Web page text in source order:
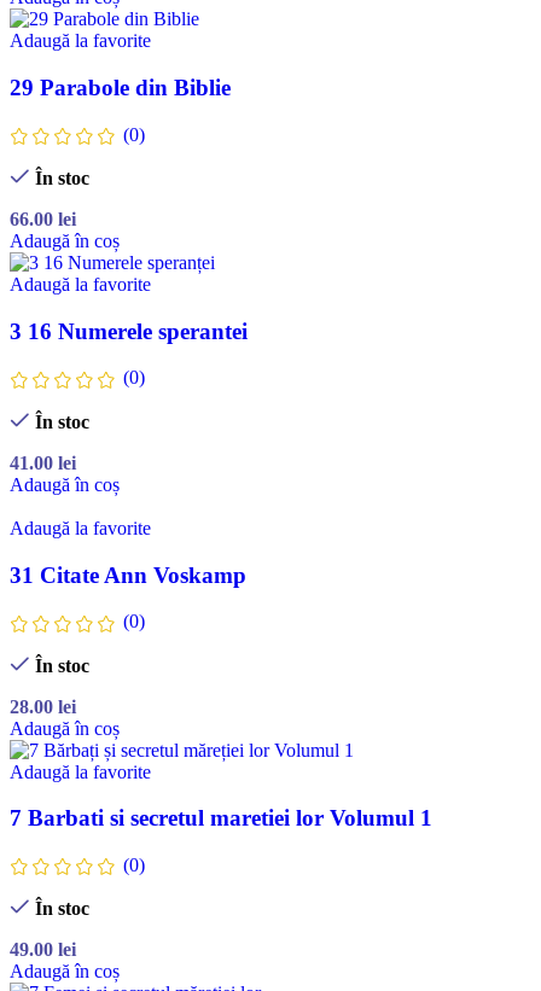
Adaugă la favorite
29 Parabole din Biblie
(0)
În stoc
66.00 lei
Adaugă în coș
Adaugă la favorite
3 16 Numerele sperantei
(0)
În stoc
41.00 lei
Adaugă în coș
Adaugă la favorite
31 Citate Ann Voskamp
(0)
În stoc
28.00 lei
Adaugă în coș
Adaugă la favorite
7 Barbati si secretul maretiei lor Volumul 1
(0)
În stoc
49.00 lei
Adaugă în coș